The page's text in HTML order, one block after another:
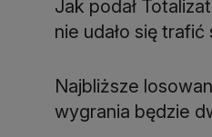
Jak podał
nie udało się
Najbliższe
wygrania będzie